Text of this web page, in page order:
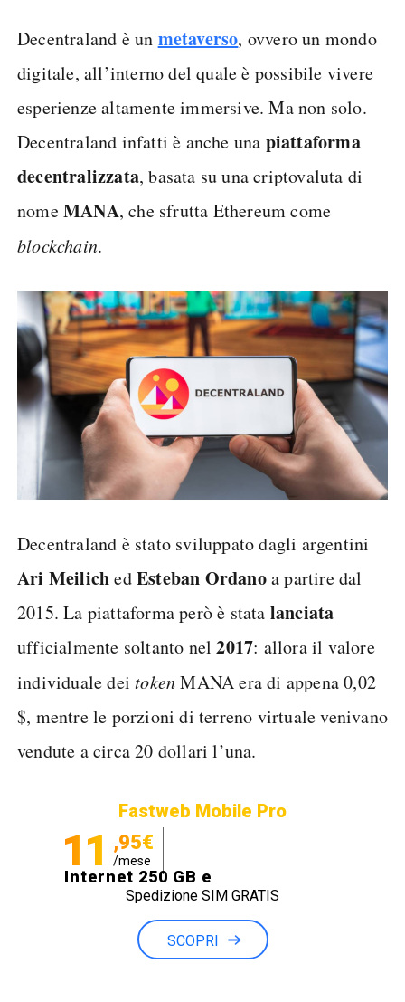
Decentraland è un metaverso, ovvero un mondo
digitale, all’interno del quale è possibile vivere
esperienze altamente immersive. Ma non solo.
Decentraland infatti è anche una piattaforma
decentralizzata, basata su una criptovaluta di
nomeMANA, che sfrutta Ethereum come
blockchain.
Decentraland è stato sviluppato dagli argentini
Ari MeilichedEsteban Ordanoa partire dal
2015. La piattaforma però è stata lanciata
ufficialmente soltanto nel2017: allora il valore
individuale deitokenMANA era di appena 0,02
$, mentre le porzioni di terreno virtuale venivano
vendute a circa 20 dollari l’una.
Fastweb Mobile Pro
11 ,95€
/mese
Internet 250 GB e
Minuti illimitati
Spedizione SIM GRATIS
SCOPRI